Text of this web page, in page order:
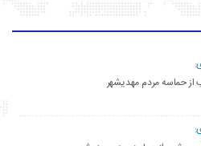
حماسه مردم مهدیشهر